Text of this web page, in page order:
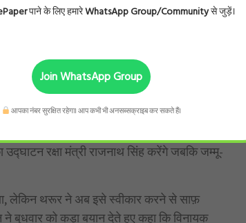
नरेंद्र मोदी ने एक डेलीगेशन का हिस्सा बनने के लिए
था।
गया था। उन्होंने हमेशा देश बनाने और भारत के
इंटरनेशनल इम्पैक्ट अवॉर्ड 2025’ 10 दिसंबर नई
रक्षा मंत्री राजनाथ सिंह करेंगे जबकि जम्मू-
लेकिन थरूर ने अब इसे स्वीकार करने से साफ़
बुधवार को कड़ा बयान देते हुए कहा कि विनायक
पाने के लिए हमारेWhatsApp Group/Communityसे जुड़ें।
Join WhatsApp Group
आपका नंबर सुरक्षित रहेगा। आप कभी भी अनसब्सक्राइब कर सकते हैं।